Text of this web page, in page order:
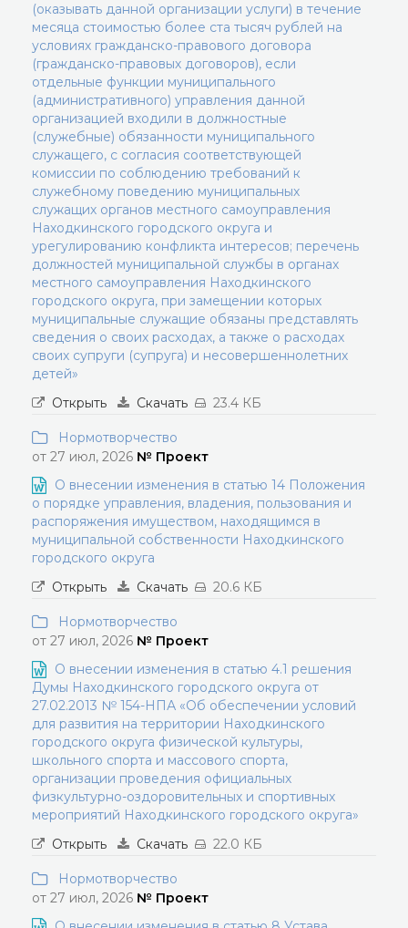
(оказывать данной организации услуги) в течение
месяца стоимостью более ста тысяч рублей на
условиях гражданско-правового договора
(гражданско-правовых договоров), если
отдельные функции муниципального
(административного) управления данной
организацией входили в должностные
(служебные) обязанности муниципального
служащего, с согласия соответствующей
комиссии по соблюдению требований к
служебному поведению муниципальных
служащих органов местного самоуправления
Находкинского городского округа и
урегулированию конфликта интересов; перечень
должностей муниципальной службы в органах
местного самоуправления Находкинского
городского округа, при замещении которых
муниципальные служащие обязаны представлять
сведения о своих расходах, а также о расходах
своих супруги (супруга) и несовершеннолетних
детей»
Открыть
Скачать 23.4 КБ
Нормотворчество
от 27 июл, 2026 № Проект
О внесении изменения в статью 14 Положения
о порядке управления, владения, пользования и
распоряжения имуществом, находящимся в
муниципальной собственности Находкинского
городского округа
Открыть
Скачать 20.6 КБ
Нормотворчество
от 27 июл, 2026 № Проект
О внесении изменения в статью 4.1 решения
Думы Находкинского городского округа от
27.02.2013 № 154-НПА «Об обеспечении условий
для развития на территории Находкинского
городского округа физической культуры,
школьного спорта и массового спорта,
организации проведения официальных
физкультурно-оздоровительных и спортивных
мероприятий Находкинского городского округа»
Открыть
Скачать 22.0 КБ
Нормотворчество
от 27 июл, 2026 № Проект